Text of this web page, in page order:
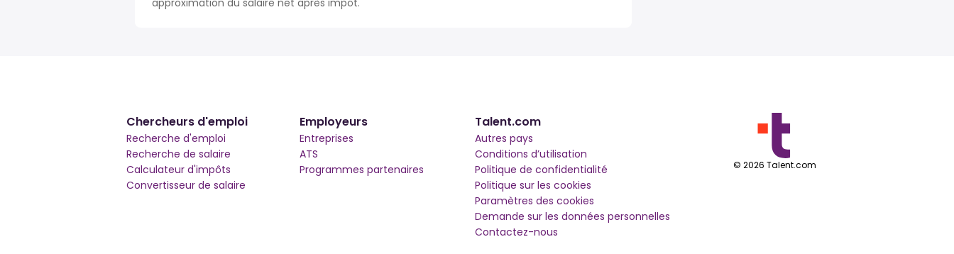
approximation du salaire net après impôt.
Chercheurs d'emploi
Recherche d'emploi
Recherche de salaire
Calculateur d'impôts
Convertisseur de salaire
Employeurs
Entreprises
ATS
Programmes partenaires
Talent.com
Autres pays
Conditions d’utilisation
Politique de confidentialité
Politique sur les cookies
Paramètres des cookies
Demande sur les données personnelles
Contactez-nous
© 2026 Talent.com